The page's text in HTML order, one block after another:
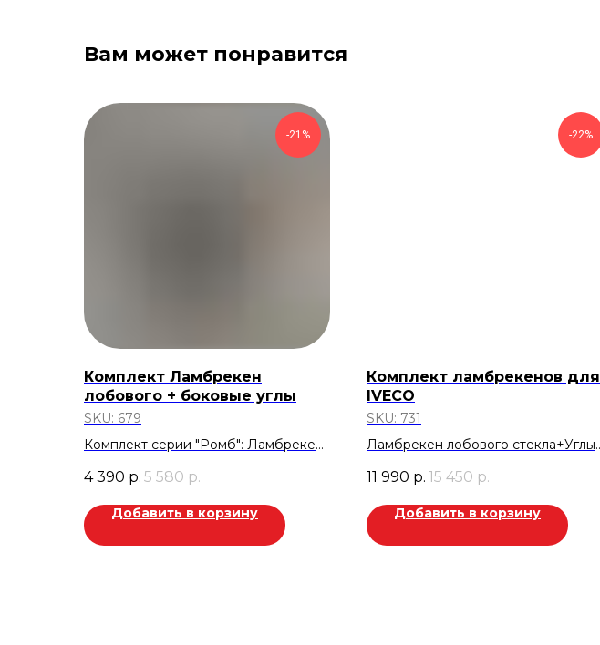
Вам может понравится
-21%
Комплект Ламбрекен
лобового + боковые углы
SKU: 679
Комплект серии "Ромб": Ламбрекен
вышивкой Kama*).
Стеганная экокожа. Шоколад.
Скидка 1.190 руб.
4 390 р. 5 580 р.
Добавить в корзину
-22%
Комплект ламбрекенов для
IVECO
SKU: 731
Ламбрекен лобового стекла+Углы
спальника+Шторы
спальника+Прихваты
11 990 р. 15 450 р.
Добавить в корзину